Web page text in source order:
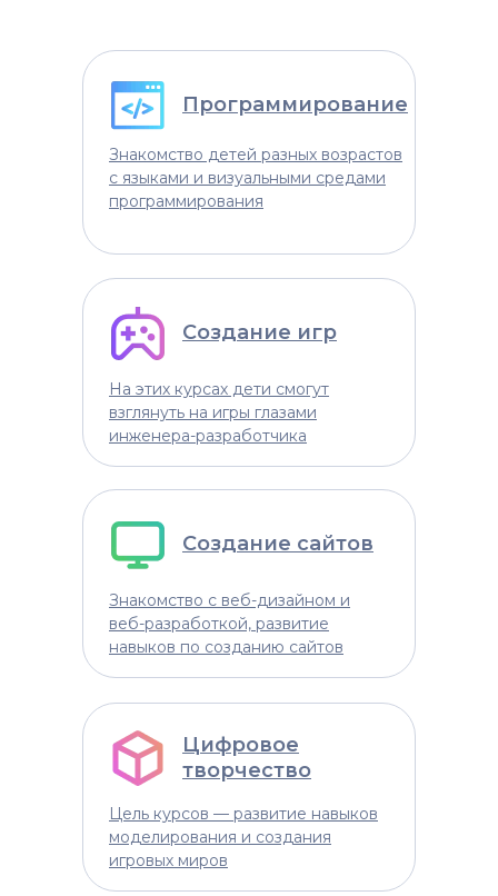
Знакомство детей разных возрастов
с языками и визуальными средами
программирования
Программирование
На этих курсах дети смогут
взглянуть на игры глазами
инженера-разработчика
Создание игр
Знакомство с веб-дизайном и
веб-разработкой, развитие
навыков по созданию сайтов
Создание сайтов
Цель курсов — развитие навыков
моделирования и создания
игровых миров
Цифровое
творчество